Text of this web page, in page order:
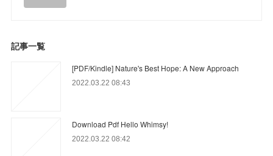
記事一覧
[PDF/Kindle] Nature's Best Hope: A New Approach
2022.03.22 08:43
Download Pdf Hello Whimsy!
2022.03.22 08:42